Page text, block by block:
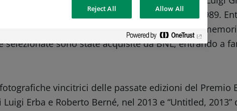
‘No, non ora non qui’ cantavano i CCCP nel 1989.
opere premiate alla duplicità e caducità della
selezionate sono state acquisite da BNL, entrando a
vincitrici delle passate edizioni del Premio
Erba e Roberto Berné, nel 2013 e “Untitled,
Reject All Allow All